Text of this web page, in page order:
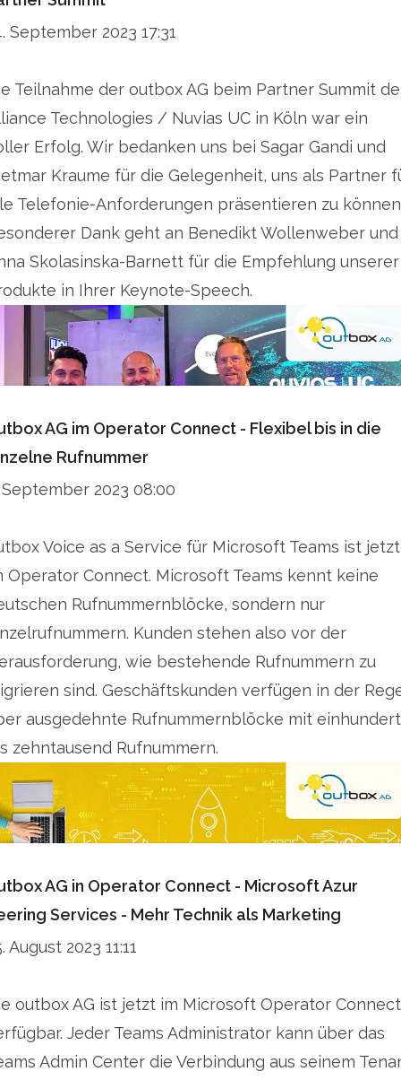
September 2023 17:31
Teilnahme der outbox AG beim Partner Summit
Technologies / Nuvias UC in Köln war ein
Erfolg. Wir bedanken uns bei Sagar Gandi und
Kraume für die Gelegenheit, uns als Partner
Telefonie-Anforderungen präsentieren zu
Dank geht an Benedikt Wollenweber und
Skolasinska-Barnett für die Empfehlung unserer
in Ihrer Keynote-Speech.
AG im Operator Connect - Flexibel bis in die
Rufnummer
September 2023 08:00
Voice as a Service für Microsoft Teams ist jetzt
Operator Connect. Microsoft Teams kennt keine
Rufnummernblöcke, sondern nur
Kunden stehen also vor der
wie bestehende Rufnummern zu
sind. Geschäftskunden verfügen in der
ausgedehnte Rufnummernblöcke mit einhundert
zehntausend Rufnummern.
AG in Operator Connect - Microsoft Azur
Services - Mehr Technik als Marketing
August 2023 11:11
outbox AG ist jetzt im Microsoft Operator Connect
Jeder Teams Administrator kann über das
Admin Center die Verbindung aus seinem